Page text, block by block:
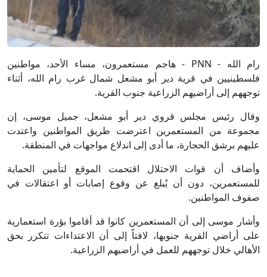
رام الله - PNN - هاجم مستعمرون، مساء الأحد، مواطنين
فلسطينيين في قرية دير أبو مشعل شمال غرب رام الله، أثناء
توجههم إلى أراضيهم الزراعية جنوب القرية.
وقال رئيس مجلس قروي دير أبو مشعل، جميل موسى، إن
مجموعة من المستعمرين اعترضت طريق المواطنين واعتدت
عليهم برشق الحجارة، ما أدى إلى اندلاع مواجهات في المنطقة.
وأضاف أن قوات الاحتلال اقتحمت الموقع لتأمين الحماية
للمستعمرين، دون أن يُبلغ عن وقوع إصابات أو اعتقالات في
صفوف المواطنين.
وأشار موسى إلى أن المستعمرين كانوا قد أقاموا بؤرة استعمارية
على أراضي القرية جنوبها، لافتاً إلى أن الاعتداءات تتكرر بحق
الأهالي خلال توجههم للعمل في أراضيهم الزراعية.